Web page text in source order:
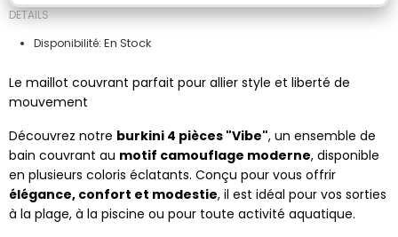
DETAILS
Disponibilité: En Stock
Le maillot couvrant parfait pour allier style et liberté de
mouvement
Découvrez notre burkini 4 pièces "Vibe", un ensemble de
bain couvrant au motif camouflage moderne, disponible
en plusieurs coloris éclatants. Conçu pour vous offrir
élégance, confort et modestie, il est idéal pour vos sorties
à la plage, à la piscine ou pour toute activité aquatique.